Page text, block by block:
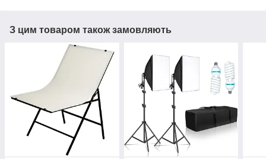
З цим товаром також замовляють